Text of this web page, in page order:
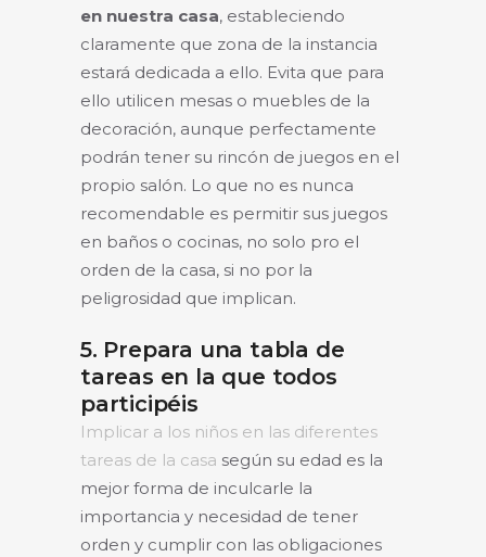
en nuestra casa, estableciendo
claramente que zona de la instancia
estará dedicada a ello. Evita que para
ello utilicen mesas o muebles de la
decoración, aunque perfectamente
podrán tener su rincón de juegos en el
propio salón. Lo que no es nunca
recomendable es permitir sus juegos
en baños o cocinas, no solo pro el
orden de la casa, si no por la
peligrosidad que implican.
5. Prepara una tabla de
tareas en la que todos
participéis
Implicar a los niños en las diferentes
tareas de la casa según su edad es la
mejor forma de inculcarle la
importancia y necesidad de tener
orden y cumplir con las obligaciones